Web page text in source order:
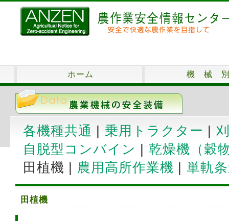
ホーム 機 械
各機種共通 乗用トラクター
自脱型コンバイン
乾燥機（穀
田植機 |
農用高所作業機 単軌
田植機